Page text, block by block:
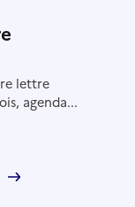
lettre
agenda...